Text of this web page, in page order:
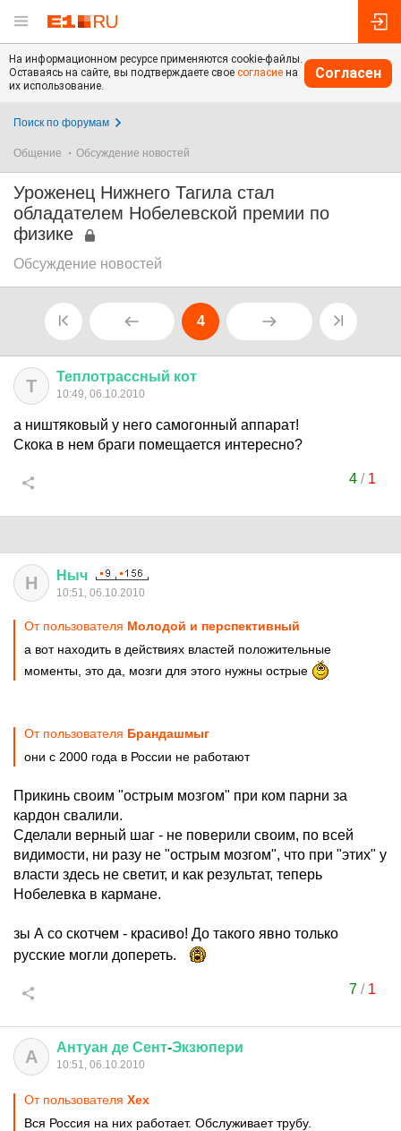
На информационном ресурсе применяются cookie-файлы.
Оставаясь на сайте, вы подтверждаете свое согласие на
их использование.
Согласен
Поиск по форумам
Общение Обсуждение новостей
Уроженец Нижнего Тагила стал
обладателем Нобелевской премии по
физике
Обсуждение новостей
4
Т Теплотрассный кот
10:49, 06.10.2010
а ништяковый у него самогонный аппарат!
Скока в нем браги помещается интересно?
4/ 1
Н Ныч
10:51, 06.10.2010
От пользователя Молодой и перспективный
а вот находить в действиях властей положительные
моменты, это да, мозги для этого нужны острые
От пользователя Брандашмыг
они с 2000 года в России не работают
Прикинь своим "острым мозгом" при ком парни за
кардон свалили.
Сделали верный шаг - не поверили своим, по всей
видимости, ни разу не "острым мозгом", что при "этих" у
власти здесь не светит, и как результат, теперь
Нобелевка в кармане.
зы А со скотчем - красиво! До такого явно только
русские могли допереть.
7/ 1
А Антуан де Сент-Экзюпери
10:51, 06.10.2010
От пользователя Хех
Вся Россия на них работает. Обслуживает трубу.